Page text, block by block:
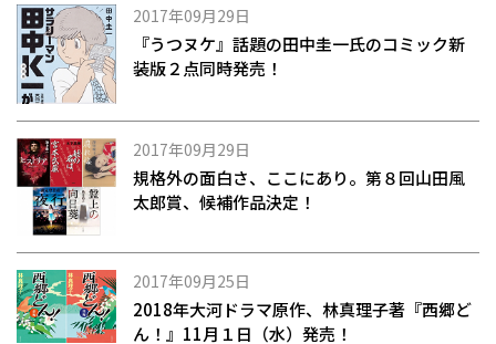
2017年09月29日
『うつヌケ』話題の田中圭一氏のコミック新
装版２点同時発売！
2017年09月29日
規格外の面白さ、ここにあり。第８回山田風
太郎賞、候補作品決定！
2017年09月25日
2018年大河ドラマ原作、林真理子著『西郷ど
ん！』11月１日（水）発売！